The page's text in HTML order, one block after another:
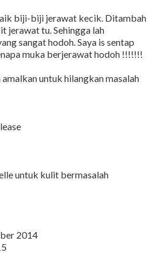
biji-biji jerawat kecik. Ditambah
jerawat tu. Sehingga lah
sangat hodoh. Saya is sentap
muka berjerawat hodoh !!!!!!!
untuk hilangkan masalah
untuk kulit bermasalah
2014